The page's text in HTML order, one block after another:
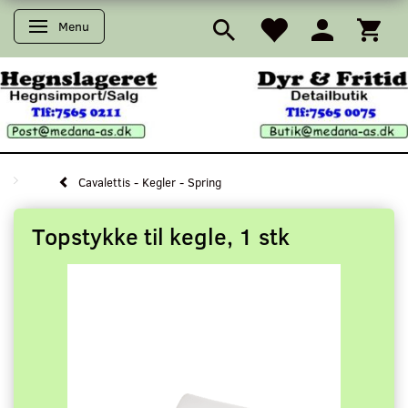
Skifte navigation
Menu
Cavalettis - Kegler - Spring
Topstykke til kegle, 1 stk